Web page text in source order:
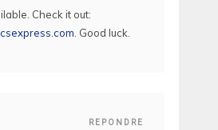
Check it out:
. Good luck.
REPONDRE